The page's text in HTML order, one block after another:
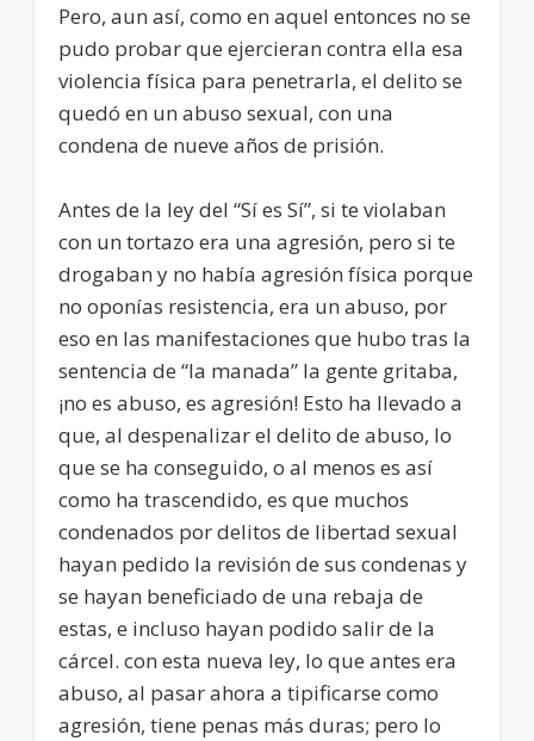
Pero, aun así, como en aquel entonces no se
pudo probar que ejercieran contra ella esa
violencia física para penetrarla, el delito se
quedó en un abuso sexual, con una
condena de nueve años de prisión.
Antes de la ley del “Sí es Sí”, si te violaban
con un tortazo era una agresión, pero si te
drogaban y no había agresión física porque
no oponías resistencia, era un abuso, por
eso en las manifestaciones que hubo tras la
sentencia de “la manada” la gente gritaba,
¡no es abuso, es agresión! Esto ha llevado a
que, al despenalizar el delito de abuso, lo
que se ha conseguido, o al menos es así
como ha trascendido, es que muchos
condenados por delitos de libertad sexual
hayan pedido la revisión de sus condenas y
se hayan beneficiado de una rebaja de
estas, e incluso hayan podido salir de la
cárcel. con esta nueva ley, lo que antes era
abuso, al pasar ahora a tipificarse como
agresión, tiene penas más duras; pero lo